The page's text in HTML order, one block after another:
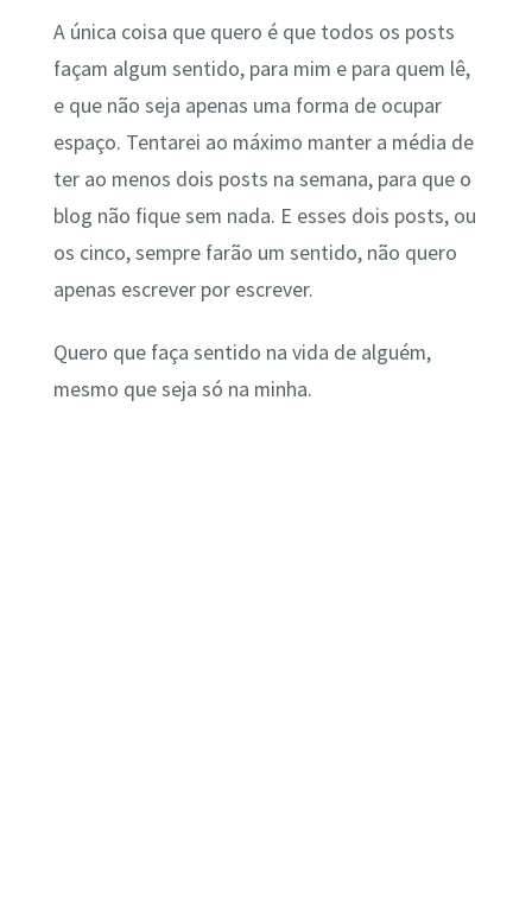
A única coisa que quero é que todos os posts
façam algum sentido, para mim e para quem lê,
e que não seja apenas uma forma de ocupar
espaço. Tentarei ao máximo manter a média de
ter ao menos dois posts na semana, para que o
blog não fique sem nada. E esses dois posts, ou
os cinco, sempre farão um sentido, não quero
apenas escrever por escrever.
Quero que faça sentido na vida de alguém,
mesmo que seja só na minha.